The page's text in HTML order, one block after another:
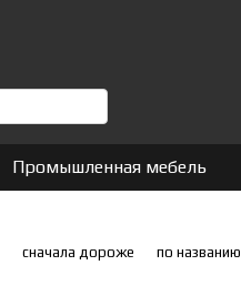
Промышленная мебель
сначала дороже по названию